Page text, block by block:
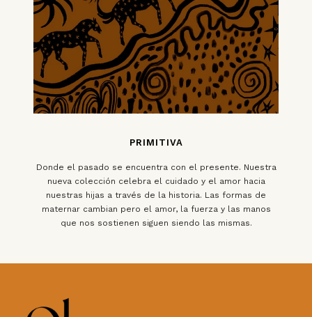
PRIMITIVA
Donde el pasado se encuentra con el presente. Nuestra
nueva colección celebra el cuidado y el amor hacia
nuestras hijas a través de la historia. Las formas de
maternar cambian pero el amor, la fuerza y las manos
que nos sostienen siguen siendo las mismas.